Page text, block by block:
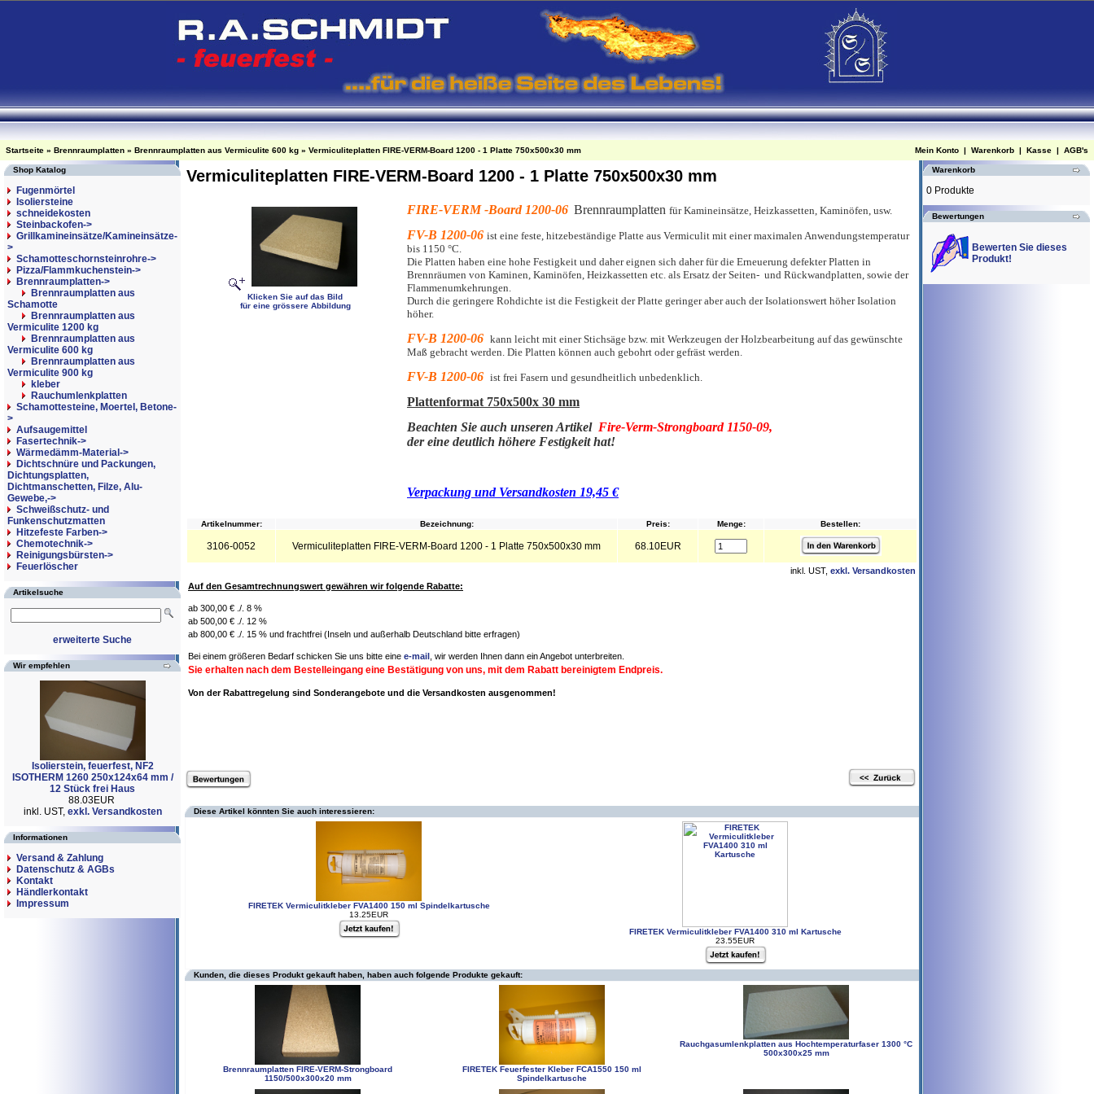
Startseite » Brennraumplatten » Brennraumplatten aus Vermiculite 600 kg » Vermiculiteplatten FIRE-VERM-Board 1200 - 1 Platte 750x500x30 mm Mein Konto | Warenkorb | Kasse | AGB's
Shop Katalog
Fugenmörtel
Isoliersteine
schneidekosten
Steinbackofen->
Grillkamineinsätze/Kamineinsätze-
>
Schamotteschornsteinrohre->
Pizza/Flammkuchenstein->
Brennraumplatten->
Brennraumplatten aus
Schamotte
Brennraumplatten aus
Vermiculite 1200 kg
Brennraumplatten aus
Vermiculite 600 kg
Brennraumplatten aus
Vermiculite 900 kg
kleber
Rauchumlenkplatten
Schamottesteine, Moertel, Betone-
>
Aufsaugemittel
Fasertechnik->
Wärmedämm-Material->
Dichtschnüre und Packungen,
Dichtungsplatten,
Dichtmanschetten, Filze, Alu-
Gewebe,->
Schweißschutz- und
Funkenschutzmatten
Hitzefeste Farben->
Chemotechnik->
Reinigungsbürsten->
Feuerlöscher
Artikelsuche
erweiterte Suche
Wir empfehlen
Isolierstein, feuerfest, NF2
ISOTHERM 1260 250x124x64 mm /
12 Stück frei Haus
88.03EUR
inkl. UST, exkl. Versandkosten
Informationen
Versand & Zahlung
Datenschutz & AGBs
Kontakt
Händlerkontakt
Impressum
Vermiculiteplatten FIRE-VERM-Board 1200 - 1 Platte 750x500x30 mm
Klicken Sie auf das Bild
für eine grössere Abbildung
FIRE-VERM -Board 1200-06 Brennraumplatten für Kamineinsätze, Heizkassetten, Kaminöfen, usw.
FV-B 1200-06 ist eine feste, hitzebeständige Platte aus Vermiculit mit einer maximalen Anwendungstemperatur
bis 1150 °C.
Die Platten haben eine hohe Festigkeit und daher eignen sich daher für die Erneuerung defekter Platten in
Brennräumen von Kaminen, Kaminöfen, Heizkassetten etc. als Ersatz der Seiten- und Rückwandplatten, sowie der
Flammenumkehrungen.
Durch die geringere Rohdichte ist die Festigkeit der Platte geringer aber auch der Isolationswert höher Isolation
höher.
FV-B 1200-06 kann leicht mit einer Stichsäge bzw. mit Werkzeugen der Holzbearbeitung auf das gewünschte
Maß gebracht werden. Die Platten können auch gebohrt oder gefräst werden.
FV-B 1200-06 ist frei Fasern und gesundheitlich unbedenklich.
Plattenformat 750x500x 30 mm
Beachten Sie auch unseren Artikel Fire-Verm-Strongboard 1150-09,
der eine deutlich höhere Festigkeit hat!
Verpackung und Versandkosten 19,45 €
Artikelnummer: Bezeichnung: Preis: Menge: Bestellen:
3106-0052 Vermiculiteplatten FIRE-VERM-Board 1200 - 1 Platte 750x500x30 mm 68.10EUR
inkl. UST, exkl. Versandkosten
Auf den Gesamtrechnungswert gewähren wir folgende Rabatte:
ab 300,00 € ./. 8 %
ab 500,00 € ./. 12 %
ab 800,00 € ./. 15 % und frachtfrei (Inseln und außerhalb Deutschland bitte erfragen)
Bei einem größeren Bedarf schicken Sie uns bitte eine e-mail , wir werden Ihnen dann ein Angebot unterbreiten.
Sie erhalten nach dem Bestelleingang eine Bestätigung von uns, mit dem Rabatt bereinigtem Endpreis.
Von der Rabattregelung sind Sonderangebote und die Versandkosten ausgenommen!
Diese Artikel könnten Sie auch interessieren:
FIRETEK Vermiculitkleber FVA1400 150 ml Spindelkartusche
13.25EUR
FIRETEK Vermiculitkleber FVA1400 310 ml Kartusche
23.55EUR
Kunden, die dieses Produkt gekauft haben, haben auch folgende Produkte gekauft:
Brennraumplatten FIRE-VERM-Strongboard
1150/500x300x20 mm
FIRETEK Feuerfester Kleber FCA1550 150 ml
Spindelkartusche
Rauchgasumlenkplatten aus Hochtemperaturfaser 1300 °C
500x300x25 mm
Warenkorb
0 Produkte
Bewertungen
Bewerten Sie dieses
Produkt!